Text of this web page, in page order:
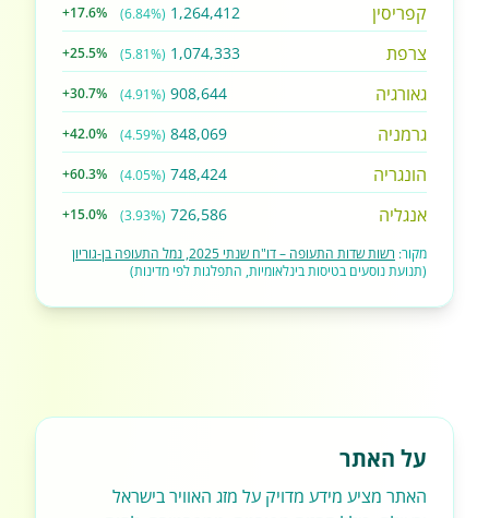
קפריסין 1,264,412
(6.84%)
+17.6%
צרפת 1,074,333
(5.81%)
+25.5%
גאורגיה 908,644
(4.91%)
+30.7%
גרמניה 848,069
(4.59%)
+42.0%
הונגריה 748,424
(4.05%)
+60.3%
אנגליה 726,586
(3.93%)
+15.0%
מקור: רשות שדות התעופה – דו"ח שנתי 2025, נמל התעופה בן-גוריון
(תנועת נוסעים בטיסות בינלאומיות, התפלגות לפי מדינות)
על האתר
האתר מציע מידע מדויק על מזג האוויר בישראל